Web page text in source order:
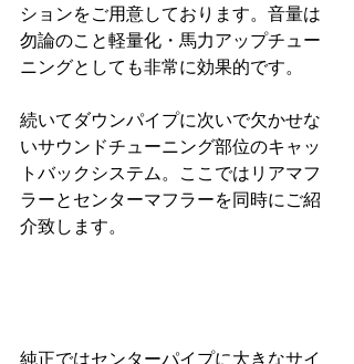
ションをご用意しております。音量は
勿論のこと軽量化・馬力アップチュー
ニングとしても非常に効果的です。
続いてダウンパイプに次いで欠かせな
いサウンドチューニング部位のキャッ
トバックシステム。ここではリアマフ
ラーとセンターマフラーを同時にご紹
介致します。
純正ではセンターパイプに大きなサイ